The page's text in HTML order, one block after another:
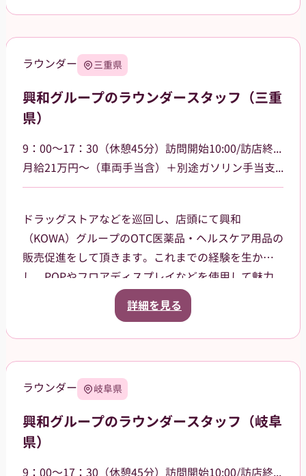
を担当していただきます。2026年12月31日までを予
り）。
ラウンダー 三重県
興和グループのラウンダースタッフ（三重
県）
9：00～17：30（休憩45分）訪問開始10:00/訪店終了17:00
月給21万円～（車両手当含）＋別途ガソリン手当支給 その他手当あり
ドラッグストアなどを巡回し、店頭にて興和
（KOWA）グループのOTC医薬品・ヘルスケア用品の
販売促進をして頂きます。これまでの経験を生か
し、POPやフロアディスプレイなどを使用して魅力
的な売場作りをお願いします。また、商品や稼働に
関する研修などは、事前に担当者から数日間行いま
していただきます。
詳細を見る
ラウンダー 岐阜県
興和グループのラウンダースタッフ（岐阜
県）
9：00～17：30（休憩45分）訪問開始10:00/訪店終了17:00